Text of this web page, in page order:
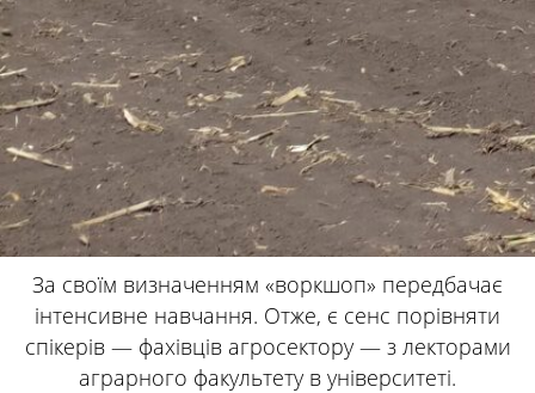
За своїм визначенням «воркшоп» передбачає
інтенсивне навчання. Отже, є сенс порівняти
спікерів — фахівців агросектору — з лекторами
аграрного факультету в університеті.